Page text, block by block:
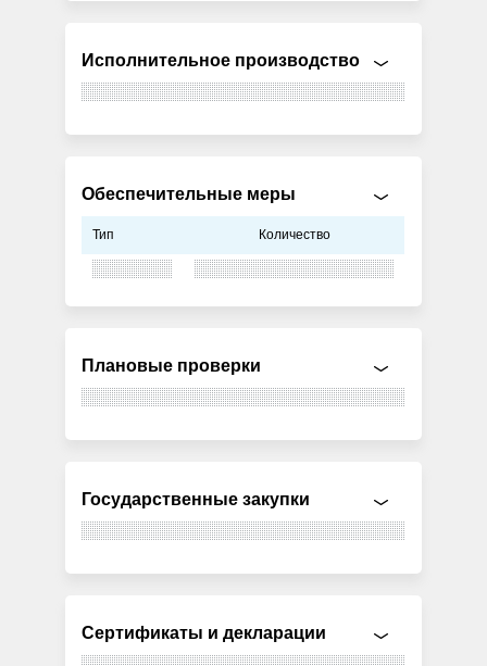
Исполнительное производство
Обеспечительные меры
Тип Количество
Плановые проверки
Государственные закупки
Сертификаты и декларации